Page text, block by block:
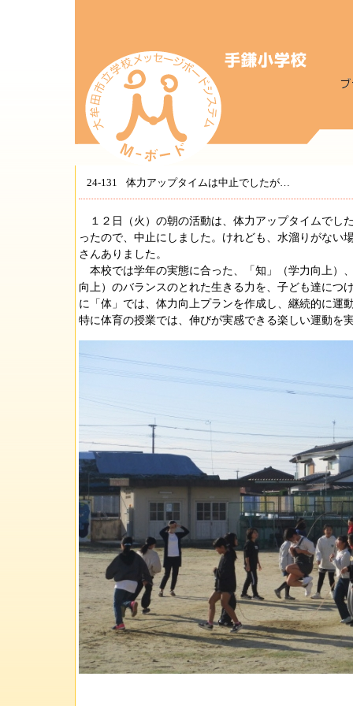
24-131 体力アップタイムは中止でしたが…
１２日（火）の朝の活動は、体力アップタイムでし
ったので、中止にしました。けれども、水溜りがない
さんありました。
本校では学年の実態に合った、「知」（学力向上）
向上）のバランスのとれた生きる力を、子ども達につ
に「体」では、体力向上プランを作成し、継続的に運
特に体育の授業では、伸びが実感できる楽しい運動を